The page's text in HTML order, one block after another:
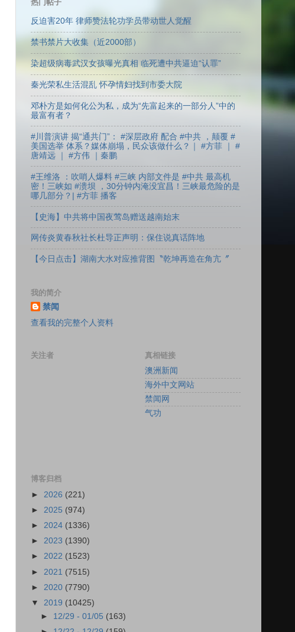
热门帖子
反迫害20年 律师赞法轮功学员带动世人觉醒
禁书禁片大收集（近2000部）
染超级病毒武汉女孩曝光真相 临死遭中共逼迫“认罪”
秦光荣私生活混乱 怀孕情妇找到市委大院
邓朴方是如何化公为私，成为“先富起来的一部分人”中的
最富有者？
#川普演讲 揭“通共门”： #深层政府 配合 #中共 ，颠覆 #
美国选举 体系？媒体崩塌，民众该做什么？｜ #方菲 ｜ #
唐靖远 ｜ #方伟 ｜秦鹏
#王维洛 ：吹哨人爆料 #三峡 内部文件是 #中共 最高机
密！三峡如 #溃坝 ，30分钟内淹没宜昌！三峡最危险的是
哪几部分？| #方菲 播客
【史海】中共将中国夜莺岛赠送越南始末
网传炎黄春秋社长杜导正声明：保住说真话阵地
【今日点击】湖南大水对应推背图〝乾坤再造在角亢〞
我的简介
禁闻
查看我的完整个人资料
关注者
真相链接
澳洲新闻
海外中文网站
禁闻网
气功
博客归档
► 2026 (221)
► 2025 (974)
► 2024 (1336)
► 2023 (1390)
► 2022 (1523)
► 2021 (7515)
► 2020 (7790)
▼ 2019 (10425)
► 12/29 - 01/05 (163)